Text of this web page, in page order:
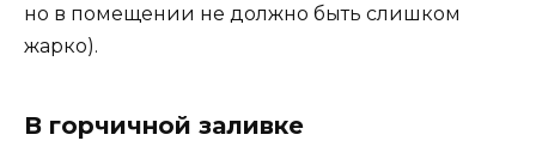
но в помещении не должно быть слишком
жарко).
В горчичной заливке